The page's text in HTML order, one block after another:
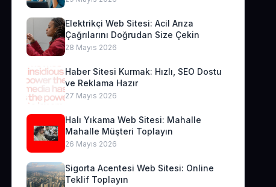
Elektrikçi Web Sitesi: Acil Arıza
Çağrılarını Doğrudan Size Çekin
28 Mayıs 2026
Haber Sitesi Kurmak: Hızlı, SEO Dostu
ve Reklama Hazır
27 Mayıs 2026
Halı Yıkama Web Sitesi: Mahalle
Mahalle Müşteri Toplayın
26 Mayıs 2026
Sigorta Acentesi Web Sitesi: Online
Teklif Toplayın